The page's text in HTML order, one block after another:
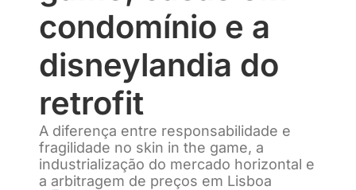
condomínio e a
disneylandia do
retrofit
A diferença entre responsabilidade e
fragilidade no skin in the game, a
industrialização do mercado horizontal e
a arbitragem de preços em Lisboa